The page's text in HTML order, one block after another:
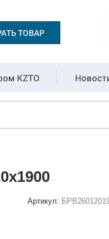
ТОВАР
KZTO
Артикул: